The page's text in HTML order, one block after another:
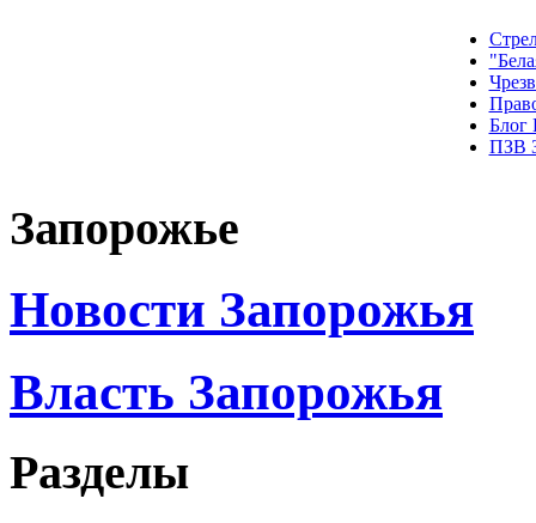
Блог
ПЗВ
Запорожье
Новости Запорожья
Власть Запорожья
Разделы